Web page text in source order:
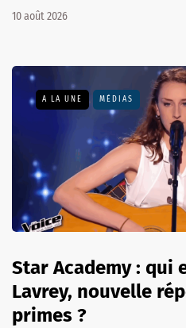
10 août 2026
A LA UNE MÉDIAS
Star Academy : qui
Lavrey, nouvelle
primes ?